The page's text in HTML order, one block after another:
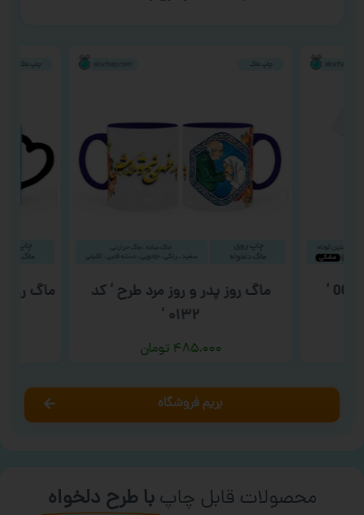
ماگ روز پدر و روز مرد طرح ‘ کد
۰۱۳۲ ‘
۴۸۵,۰۰۰ تومان
ماگ روز
بریم فروشگاه
محصولات قابل چاپ با طرح دلخواه